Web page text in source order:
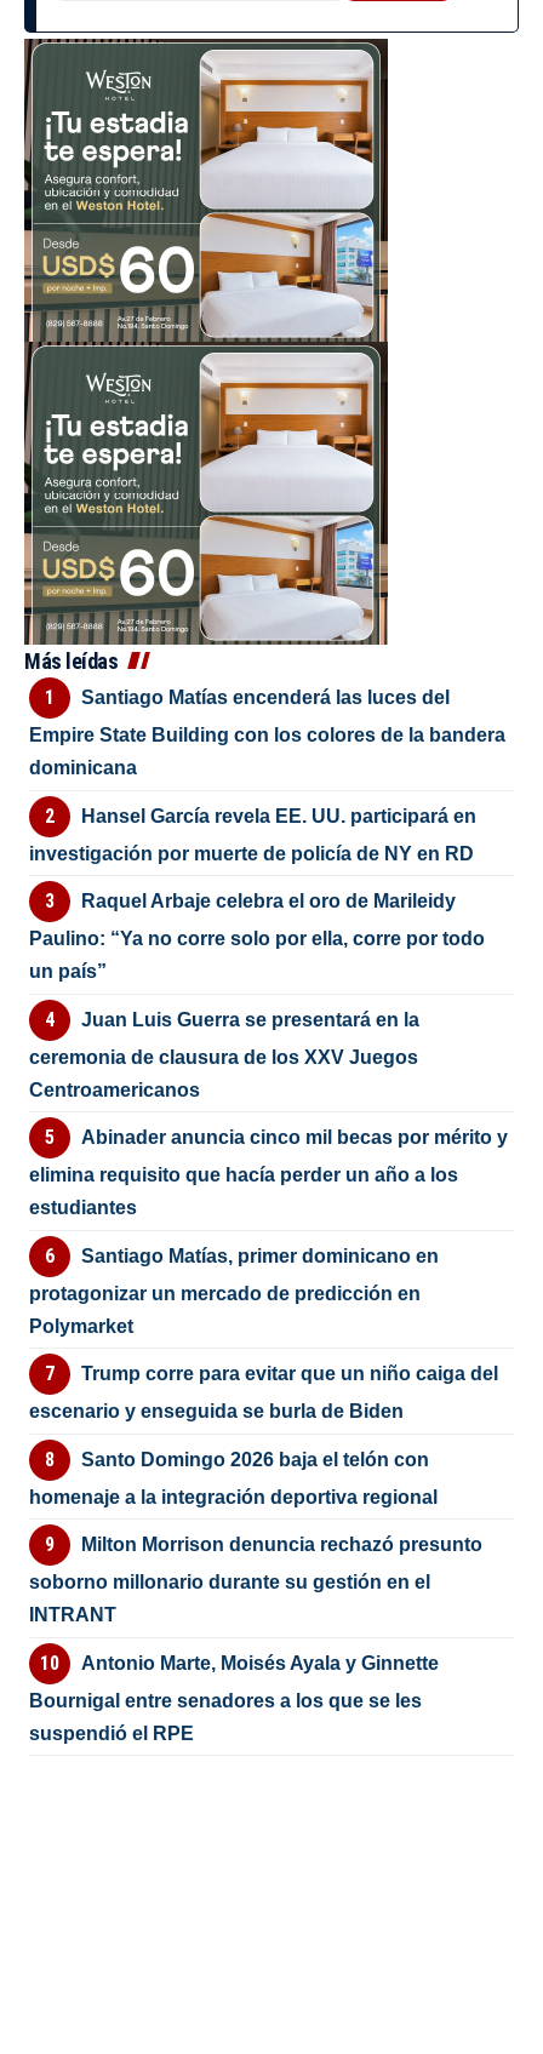
Más leídas
Santiago Matías encenderá las luces del
Empire State Building con los colores de la bandera
dominicana
Hansel García revela EE. UU. participará en
investigación por muerte de policía de NY en RD
Raquel Arbaje celebra el oro de Marileidy
Paulino: “Ya no corre solo por ella, corre por todo
un país”
Juan Luis Guerra se presentará en la
ceremonia de clausura de los XXV Juegos
Centroamericanos
Abinader anuncia cinco mil becas por mérito y
elimina requisito que hacía perder un año a los
estudiantes
Santiago Matías, primer dominicano en
protagonizar un mercado de predicción en
Polymarket
Trump corre para evitar que un niño caiga del
escenario y enseguida se burla de Biden
Santo Domingo 2026 baja el telón con
homenaje a la integración deportiva regional
Milton Morrison denuncia rechazó presunto
soborno millonario durante su gestión en el
INTRANT
Antonio Marte, Moisés Ayala y Ginnette
Bournigal entre senadores a los que se les
suspendió el RPE